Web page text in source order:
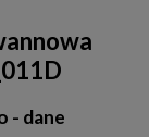
- dane